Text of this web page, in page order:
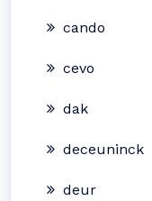
cando
cevo
dak
deceuninck
deur